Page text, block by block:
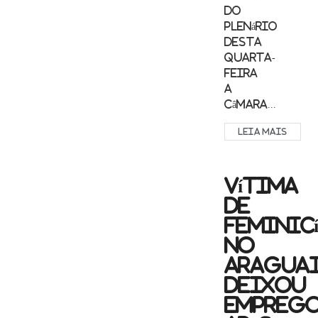
do
Plenário
desta
quarta-
feira
A
Câmara...
LEIA MAIS
Vítima
de
no
deixou